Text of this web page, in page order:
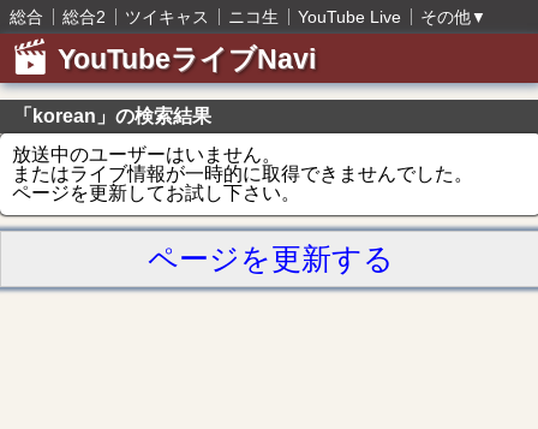
総合 総合2 ツイキャス ニコ生 YouTube Live その他▼
YouTubeライブNavi
「korean」の検索結果
放送中のユーザーはいません。
またはライブ情報が一時的に取得できませんでした。
ページを更新してお試し下さい。
ページを更新する